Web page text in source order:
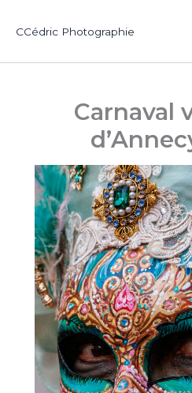
CCédric Photographie
Carnaval